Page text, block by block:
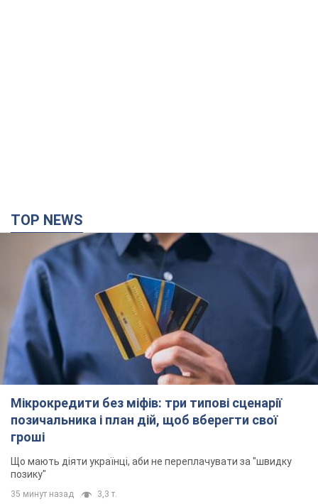
Росія вдарила по складах і інфраструктурі на
Дніпропетровщині: є загиблі і поранені. Фото
Заигнуло четверо людей
2 часа назад 5,9 т.
Зеленський зібрав нараду щодо підготовки
української балістики та антибалістичної
програми FREYJA: які рішення готуються
У Києві розраховують на успішне завершення проєкту FREYJA
2 часа назад 27,7 т.